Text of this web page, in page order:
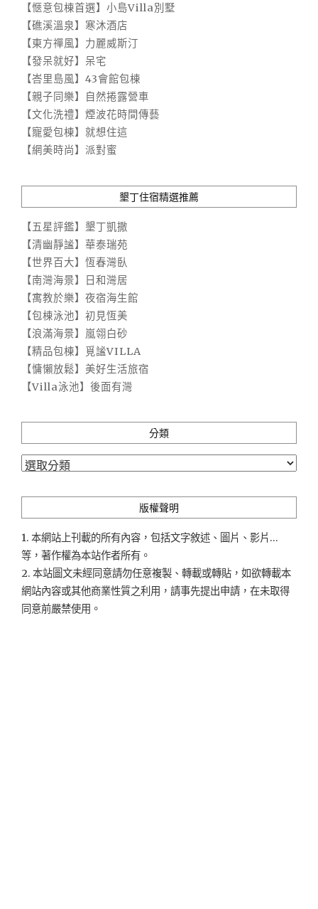
【愜意包棟首選】小島Villa別墅
【礁溪溫泉】寒沐酒店
【東方禪風】力麗威斯汀
【發呆就好】呆宅
【峇里島風】43會館包棟
【親子同樂】自然捲露營車
【文化洗禮】煙波花時間傳藝
【寵愛包棟】就想住這
【網美時尚】派對蜜
墾丁住宿精選推薦
【五星評鑑】墾丁凱撒
【清幽靜謐】華泰瑞苑
【世界百大】恆春灣臥
【南灣海景】日和灣居
【寓教於樂】夜宿海生館
【包棟泳池】初見恆美
【浪滿海景】嵐翎白砂
【精品包棟】覓謐VILLA
【慵懶放鬆】美好生活旅宿
【Villa泳池】後面有灣
分類
分
版權聲明
1. 本網站上刊載的所有內容，包括文字敘述、圖片、影片...
等，著作權為本站作者所有。
2. 本站圖文未經同意請勿任意複製、轉載或轉貼，如欲轉載本
網站內容或其他商業性質之利用，請事先提出申請，在未取得
同意前嚴禁使用。